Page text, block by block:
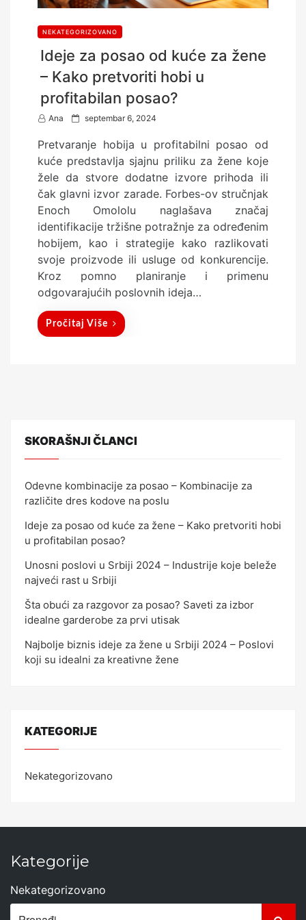
NEKATEGORIZOVANO
Ideje za posao od kuće za žene
– Kako pretvoriti hobi u
profitabilan posao?
Ana
P
s
t
d
n
septembar 6, 2024
Pretvaranje hobija u profitabilni posao od
kuće predstavlja sjajnu priliku za žene koje
žele da stvore dodatne izvore prihoda ili
čak glavni izvor zarade. Forbes-ov stručnjak
Enoch Omololu naglašava značaj
identifikacije tržišne potražnje za određenim
hobijem, kao i strategije kako razlikovati
svoje proizvode ili usluge od konkurencije.
Kroz pomno planiranje i primenu
odgovarajućih poslovnih ideja…
Pročitaj Više
SKORAŠNJI ČLANCI
Odevne kombinacije za posao – Kombinacije za
različite dres kodove na poslu
Ideje za posao od kuće za žene – Kako pretvoriti hobi
u profitabilan posao?
Unosni poslovi u Srbiji 2024 – Industrije koje beleže
najveći rast u Srbiji
Šta obući za razgovor za posao? Saveti za izbor
idealne garderobe za prvi utisak
Najbolje biznis ideje za žene u Srbiji 2024 – Poslovi
koji su idealni za kreativne žene
KATEGORIJE
Nekategorizovano
Kategorije
Nekategorizovano